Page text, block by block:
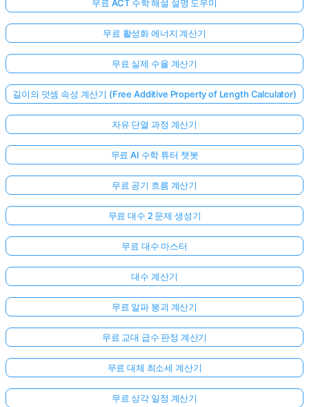
문
이
없
다
첫
번
째
질
문
하
기
무료 ACT 수학 해설 설명 도우미
무료 활성화 에너지 계산기
무료 실제 수율 계산기
길이의 덧셈 속성 계산기 (Free Additive Property of Length Calculator)
자유 단열 과정 계산기
무료 AI 수학 튜터 챗봇
무료 공기 흐름 계산기
무료 대수 2 문제 생성기
무료 대수 마스터
대수 계산기
무료 알파 붕괴 계산기
무료 교대 급수 판정 계산기
무료 대체 최소세 계산기
무료 상각 일정 계산기